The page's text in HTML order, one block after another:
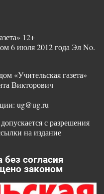
12+
6 июля 2012 года Эл No.
«Учительская газета»
Викторович
ug@ug.ru
с разрешения
на издание
без согласия
законом